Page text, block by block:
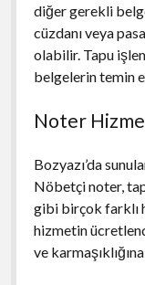
diğer gerekli
cüzdanı veya
olabilir. Tapu
belgelerin temin
Noter
Bozyazı’da
Nöbetçi noter,
gibi birçok farklı
hizmetin
ve